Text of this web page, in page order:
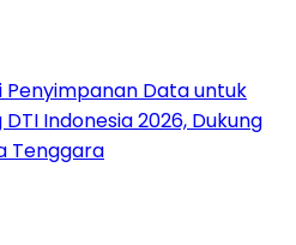
Penyimpanan Data untuk
Indonesia 2026, Dukung
Tenggara